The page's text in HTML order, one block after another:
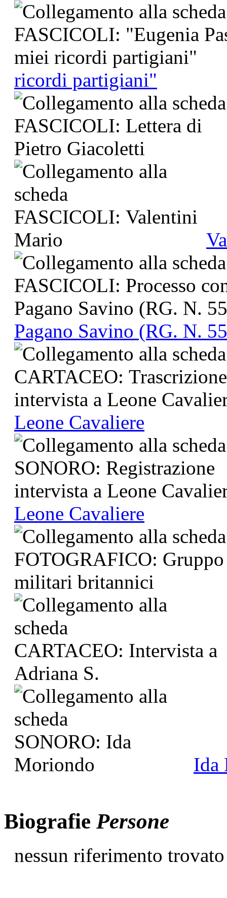
ricordi partigiani"
Pagano Savino (RG. N.
Leone Cavaliere
Leone Cavaliere
Ida
Biografie Persone
nessun riferimento trovato